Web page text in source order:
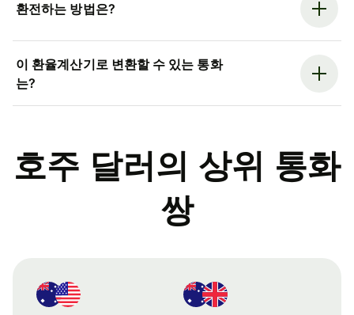
환전하는 방법은?
이 환율계산기로 변환할 수 있는 통화
는?
호주 달러의 상위 통화
쌍